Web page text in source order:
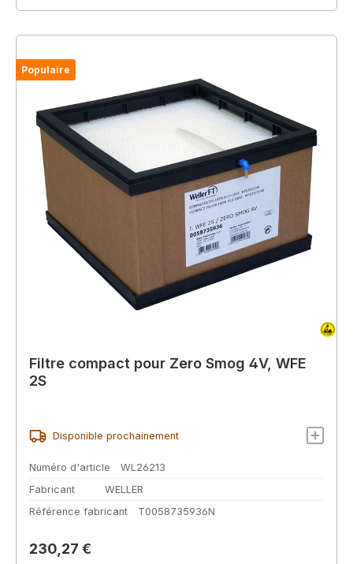
Populaire
Filtre compact pour Zero Smog 4V, WFE
2S
Disponible prochainement
Numéro d'article
WL26213
Fabricant
WELLER
Référence fabricant
T0058735936N
Prix régulier :
230,27 €